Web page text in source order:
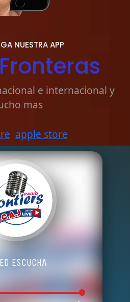
NUESTRA APP
e internacional y
mas
apple store